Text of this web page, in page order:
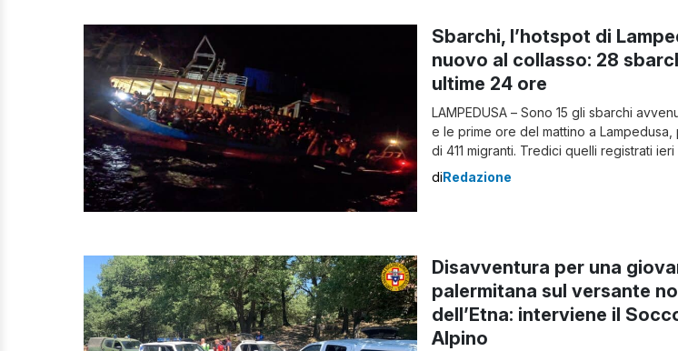
Sbarchi, l’hotspot di
nuovo al collasso: 28
ultime 24 ore
LAMPEDUSA – Sono 15 gli sbarchi
e le prime ore del mattino a Lampedusa,
di 411 migranti. Tredici quelli registrati
meno di 350 persone. L’hotspot, con
diRedazione
Disavventura per una
palermitana sul versante
dell’Etna: interviene il
Alpino